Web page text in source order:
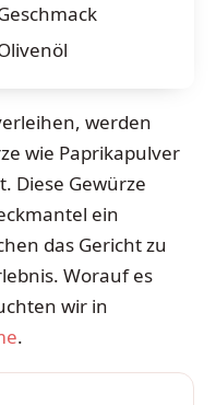
werden
wie Paprikapulver
Diese Gewürze
ein
das Gericht zu
Worauf es
wir in
.